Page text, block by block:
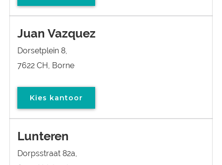
Juan Vazquez
Dorsetplein 8,
7622 CH, Borne
Kies kantoor
Lunteren
Dorpsstraat 82a,